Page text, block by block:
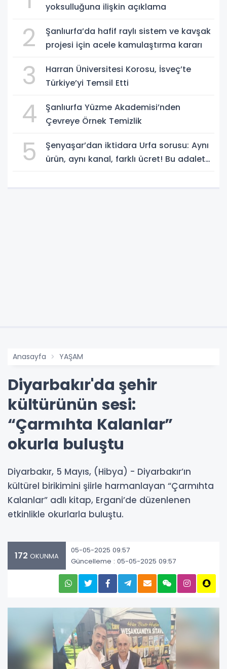
yoksulluğuna ilişkin açıklama
2
Şanlıurfa’da hafif raylı sistem ve kavşak
projesi için acele kamulaştırma kararı
3
Harran Üniversitesi Korosu, İsveç’te
Türkiye’yi Temsil Etti
4
Şanlıurfa Yüzme Akademisi’nden
Çevreye Örnek Temizlik
5
Şenyaşar’dan iktidara Urfa sorusu: Aynı
ürün, aynı kanal, farklı ücret! Bu adalet
Anasayfa YAŞAM
Diyarbakır'da şehir
kültürünün sesi:
“Çarmıhta Kalanlar”
okurla buluştu
Diyarbakır, 5 Mayıs, (Hibya) - Diyarbakır’ın
kültürel birikimini şiirle harmanlayan “Çarmıhta
Kalanlar” adlı kitap, Ergani’de düzenlenen
etkinlikle okurlarla buluştu.
172 OKUNMA
05-05-2025 09:57
Güncelleme : 05-05-2025 09:57